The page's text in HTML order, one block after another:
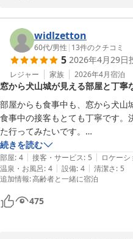
お部屋やお食事処からの景色、
ただけたとのこと、大変光栄に
お客様からいただいたお言葉を
ただける「おもてなし」に努め
犬山温泉 旬樹庵 八勝閣みづ
2026-06-02
widlzetton
60代/男性 | 13件のクチコミ
5 2026年4月29日
レジャー 家族 2026年4月宿泊
窓から犬山城が見える部屋と丁寧
部屋からも食事中も、窓から犬山
食事中の接客もとても丁寧です。
た行ってみたいです。
木曽川のほとりのため露天風呂や
ますが、これは仕方ありません。
露天の温度がやや熱かったのでも
せん（私は熱めが好きなのですが
食、朝食ともおいしくお腹いっぱ
続きを読む
部屋: 4 | 接客・サービス: 5 | ロケーシ
温泉・お風呂: 4 | 設備: 4 | 清潔さ: 5
追加情報:高齢者と一緒に宿泊
475